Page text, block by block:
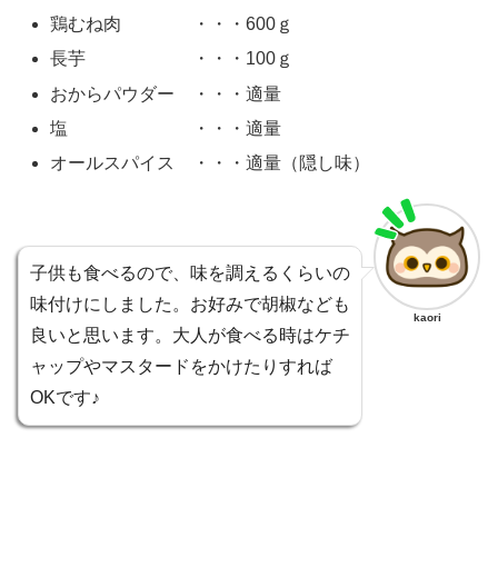
鶏むね肉 ・・・600ｇ
長芋 ・・・100ｇ
おからパウダー ・・・適量
塩 ・・・適量
オールスパイス ・・・適量（隠し味）
子供も食べるので、味を調えるくらいの
味付けにしました。お好みで胡椒なども
良いと思います。大人が食べる時はケチ
ャップやマスタードをかけたりすれば
OKです♪
kaori